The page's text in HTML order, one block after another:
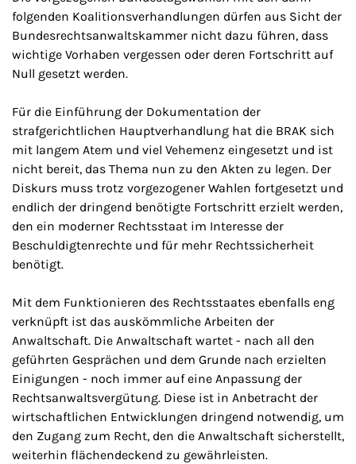
folgenden Koalitionsverhandlungen dürfen aus Sicht der
Bundesrechtsanwaltskammer nicht dazu führen, dass
wichtige Vorhaben vergessen oder deren Fortschritt auf
Null gesetzt werden.
Für die Einführung der Dokumentation der
strafgerichtlichen Hauptverhandlung hat die BRAK sich
mit langem Atem und viel Vehemenz eingesetzt und ist
nicht bereit, das Thema nun zu den Akten zu legen. Der
Diskurs muss trotz vorgezogener Wahlen fortgesetzt und
endlich der dringend benötigte Fortschritt erzielt werden,
den ein moderner Rechtsstaat im Interesse der
Beschuldigtenrechte und für mehr Rechtssicherheit
benötigt.
Mit dem Funktionieren des Rechtsstaates ebenfalls eng
verknüpft ist das auskömmliche Arbeiten der
Anwaltschaft. Die Anwaltschaft wartet - nach all den
geführten Gesprächen und dem Grunde nach erzielten
Einigungen - noch immer auf eine Anpassung der
Rechtsanwaltsvergütung. Diese ist in Anbetracht der
wirtschaftlichen Entwicklungen dringend notwendig, um
den Zugang zum Recht, den die Anwaltschaft sicherstellt,
weiterhin flächendeckend zu gewährleisten.